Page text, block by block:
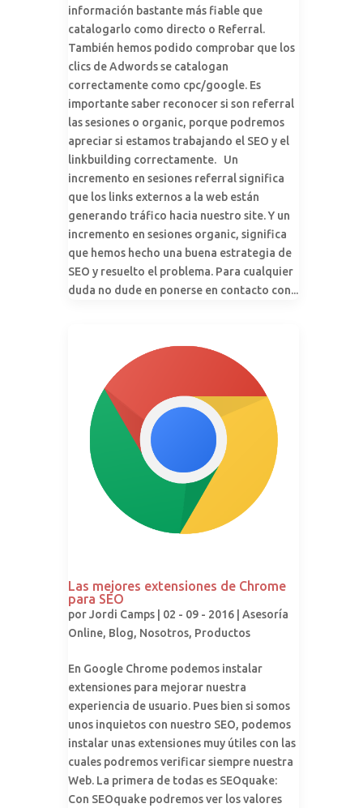
información bastante más fiable que
catalogarlo como directo o Referral.
También hemos podido comprobar que los
clics de Adwords se catalogan
correctamente como cpc/google. Es
importante saber reconocer si son referral
las sesiones o organic, porque podremos
apreciar si estamos trabajando el SEO y el
linkbuilding correctamente. Un
incremento en sesiones referral significa
que los links externos a la web están
generando tráfico hacia nuestro site. Y un
incremento en sesiones organic, significa
que hemos hecho una buena estrategia de
SEO y resuelto el problema. Para cualquier
duda no dude en ponerse en contacto con...
Las mejores extensiones de Chrome
para SEO
porJordi Camps | 02 - 09 - 2016 | Asesoría
Online, Blog, Nosotros, Productos
En Google Chrome podemos instalar
extensiones para mejorar nuestra
experiencia de usuario. Pues bien si somos
unos inquietos con nuestro SEO, podemos
instalar unas extensiones muy útiles con las
cuales podremos verificar siempre nuestra
Web. La primera de todas es SEOquake:
Con SEOquake podremos ver los valores